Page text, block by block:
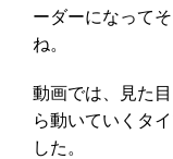
ーダーになって
ね。
動画では、見た
ら動いていくタ
した。